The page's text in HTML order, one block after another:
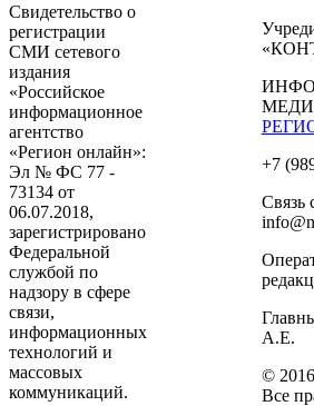
Свидетельство о
регистрации
СМИ сетевого
издания
«Российское
информационное
агентство
«Регион онлайн»:
Эл № ФС 77 -
73134 от
06.07.2018,
зарегистрировано
Федеральной
службой по
надзору в сфере
связи,
информационных
технологий и
массовых
коммуникаций.
+7
Связь
А.Е.
©
Все